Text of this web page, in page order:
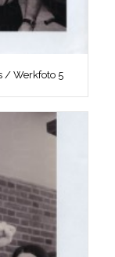
/ Werkfoto 5